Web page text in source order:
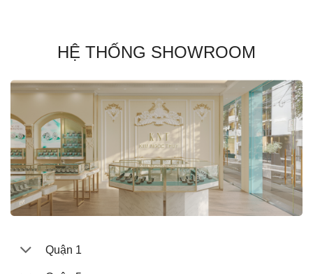
HỆ THỐNG SHOWROOM
Quận 1